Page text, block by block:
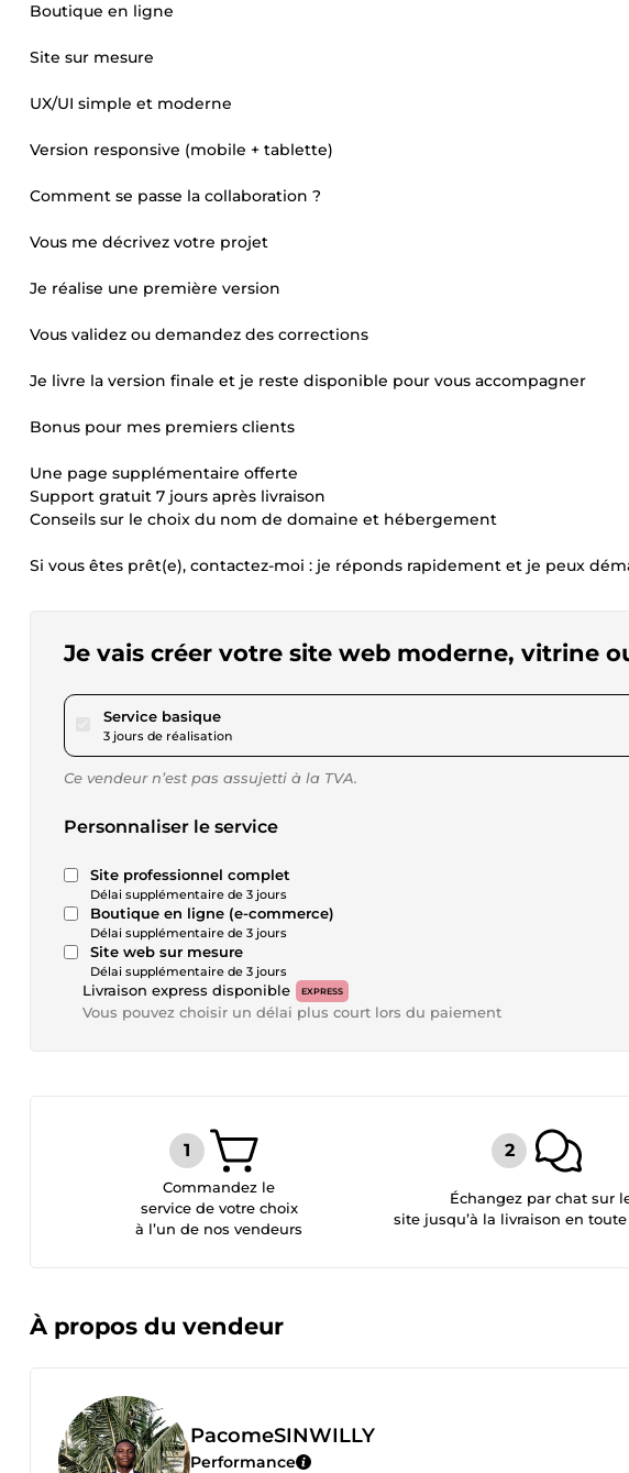
Boutique en ligne
Site sur mesure
UX/UI simple et moderne
Version responsive (mobile + tablette)
Comment se passe la collaboration ?
Vous me décrivez votre projet
Je réalise une première version
Vous validez ou demandez des corrections
Je livre la version finale et je reste disponible pour vous accompagner
Bonus pour mes premiers clients
Une page supplémentaire offerte
Support gratuit 7 jours après livraison
Conseils sur le choix du nom de domaine et hébergement
Si vous êtes prêt(e), contactez-moi : je réponds rapidement et je peux
Je vais créer votre site web moderne, vitrine
Service basiquepour 34,68 $US
3 jours de réalisation
Ce vendeur n’est pas assujetti à la TVA.
Personnaliser le service
Site professionnel complet
Délai supplémentaire de 3 jours
Boutique en ligne (e-commerce)
Délai supplémentaire de 3 jours
Site web sur mesure
Délai supplémentaire de 3 jours
Livraison express disponible EXPRESS
Vous pouvez choisir un délai plus court lors du paiement
Commandez le
service de votre choix
à l’un de nos vendeurs
Échangez par chat sur
site jusqu’à la livraison en
À propos du vendeur
PacomeSINWILLY
Performance